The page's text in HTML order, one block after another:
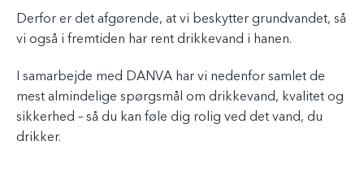
Derfor er det afgørende, at vi beskytter grundvandet, så
vi også i fremtiden har rent drikkevand i hanen.
I samarbejde med DANVA har vi nedenfor samlet de
mest almindelige spørgsmål om drikkevand, kvalitet og
sikkerhed – så du kan føle dig rolig ved det vand, du
drikker.